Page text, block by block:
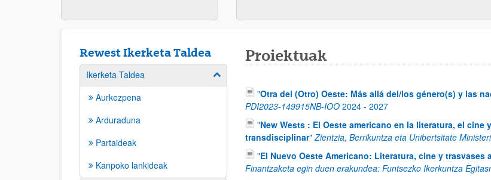
Rewest Ikerketa Taldea
Ikerketa Taldea Erakutsi/izkutatu azpiorriak
Aurkezpena
Arduraduna
Partaideak
Kanpoko lankideak
Proiektuak
"Otra del (Otro) Oeste: Más allá del/los género(s) y las
PDI2023-149915NB-IOO 2024 - 2027
"New Wests : El Oeste americano en la literatura, el
transdisciplinar"Zientzia, Berrikuntza eta Unibertsitate
"El Nuevo Oeste Americano: Literatura, cine y
Finantzaketa egin duen erakundea: Funtsezko Ikerkuntza